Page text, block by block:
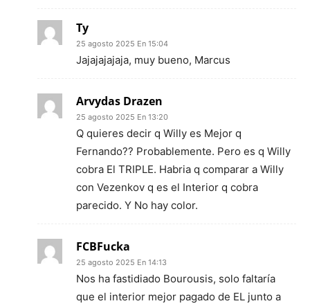
Ty
25 agosto 2025 En 15:04
Jajajajajaja, muy bueno, Marcus
Arvydas Drazen
25 agosto 2025 En 13:20
Q quieres decir q Willy es Mejor q
Fernando?? Probablemente. Pero es q Willy
cobra El TRIPLE. Habria q comparar a Willy
con Vezenkov q es el Interior q cobra
parecido. Y No hay color.
FCBFucka
25 agosto 2025 En 14:13
Nos ha fastidiado Bourousis, solo faltaría
que el interior mejor pagado de EL junto a